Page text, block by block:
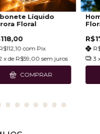
Líquido
Floral
com Pix
x de R$59,00 sem juros
COMPRAR
3